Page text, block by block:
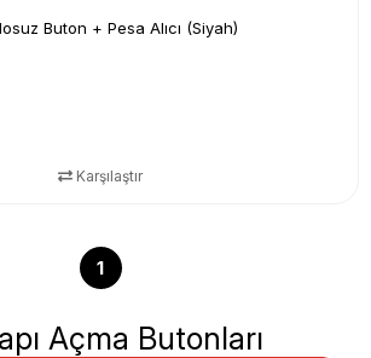
Buton + Pesa Alıcı (Siyah)
Karşılaştır
1
Açma Butonları